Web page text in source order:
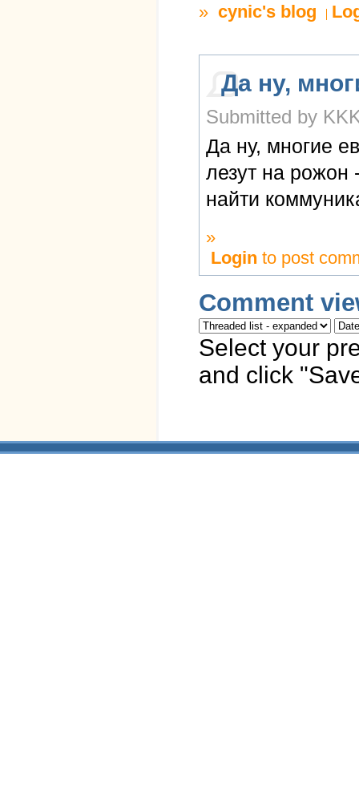
» cynic's blog
Да ну,
Submitted by
Да ну, многие
лезут на рожон
найти
»
Login to post
Comment
Select your
and click